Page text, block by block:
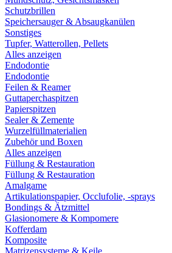
Schutzbrillen
Speichersauger & Absaugkanülen
Sonstiges
Tupfer, Watterollen, Pellets
Alles anzeigen
Endodontie
Endodontie
Feilen & Reamer
Guttaperchaspitzen
Papierspitzen
Sealer & Zemente
Wurzelfüllmaterialien
Zubehör und Boxen
Alles anzeigen
Füllung & Restauration
Füllung & Restauration
Amalgame
Artikulationspapier, Occlufolie, -sprays
Bondings & Ätzmittel
Glasionomere & Kompomere
Kofferdam
Komposite
Matrizensysteme & Keile